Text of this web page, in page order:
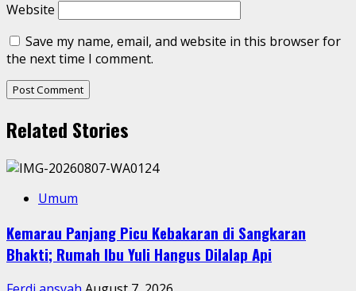
Website
Save my name, email, and website in this browser for
the next time I comment.
Related Stories
Umum
Kemarau Panjang Picu Kebakaran di Sangkaran
Bhakti; Rumah Ibu Yuli Hangus Dilalap Api